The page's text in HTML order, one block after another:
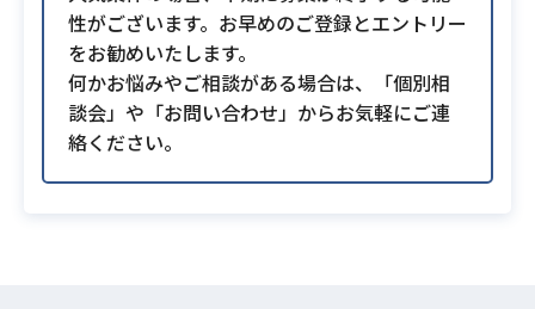
性がございます。お早めのご登録とエントリー
をお勧めいたします。
何かお悩みやご相談がある場合は、「個別相
談会」や「お問い合わせ」からお気軽にご連
絡ください。